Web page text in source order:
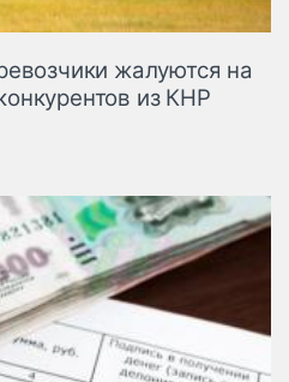
жалуются на
из КНР